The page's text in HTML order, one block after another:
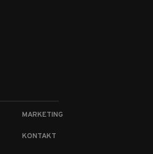
MARKETING
KONTAKT